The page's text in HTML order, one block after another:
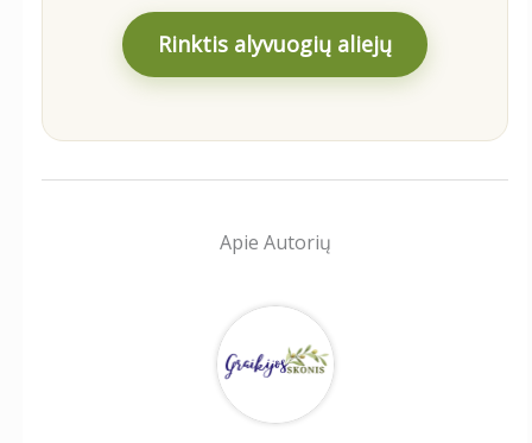
Rinktis alyvuogių aliejų
Apie Autorių